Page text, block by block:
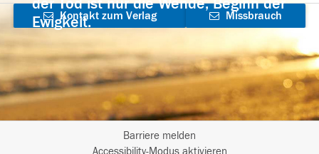
Ewigkeit.
Kontakt zum Verlag
aufnehmen
Missbrauch
Barriere melden
Accessibility-Modus aktivieren